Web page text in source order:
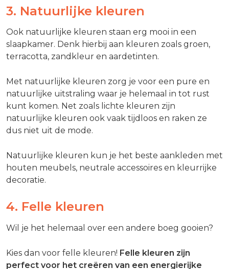
3. Natuurlijke kleuren
Ook natuurlijke kleuren staan erg mooi in een
slaapkamer. Denk hierbij aan kleuren zoals groen,
terracotta, zandkleur en aardetinten.
Met natuurlijke kleuren zorg je voor een pure en
natuurlijke uitstraling waar je helemaal in tot rust
kunt komen. Net zoals lichte kleuren zijn
natuurlijke kleuren ook vaak tijdloos en raken ze
dus niet uit de mode.
Natuurlijke kleuren kun je het beste aankleden met
houten meubels, neutrale accessoires en kleurrijke
decoratie.
4. Felle kleuren
Wil je het helemaal over een andere boeg gooien?
Kies dan voor felle kleuren! Felle kleuren zijn
perfect voor het creëren van een energierijke